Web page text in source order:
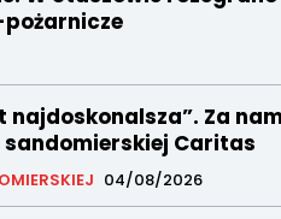
najdoskonalsza”. Za
sandomierskiej Caritas
04/08/2026